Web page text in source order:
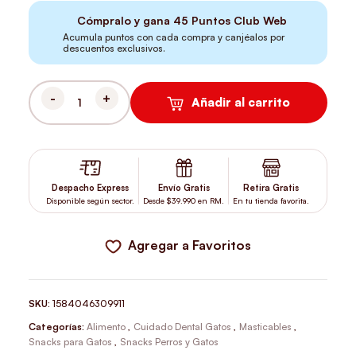
Cómpralo y gana 45 Puntos Club Web
Acumula puntos con cada compra y canjéalos por
descuentos exclusivos.
BRIT CARE CAT SNACK DENTAL FUNCTIONAL 50 GR CANTIDAD
Añadir al carrito
Despacho Express
Disponible según sector.
Envío Gratis
Desde $39.990 en RM.
Retira Gratis
En tu tienda favorita.
Agregar a Favoritos
SKU:1584046309911
Categorías: Alimento , Cuidado Dental Gatos , Masticables ,
Snacks para Gatos , Snacks Perros y Gatos